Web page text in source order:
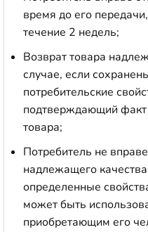
время до его
течение 2 недель;
Возврат товара
случае, если
потребительские
подтверждающий факт
товара;
Потребитель не
надлежащего
определенные
может быть
приобретающим его